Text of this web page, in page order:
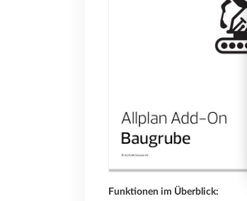
Funktionen im Überblick: